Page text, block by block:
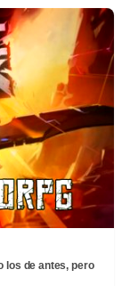
los de antes, pero